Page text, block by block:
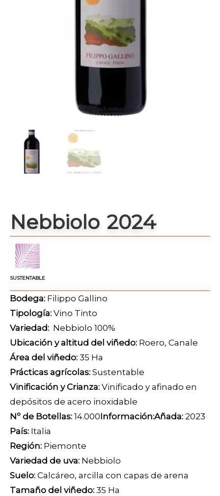
Nebbiolo 2024
SUSTENTABLE
Bodega: Filippo Gallino
Tipología: Vino Tinto
Variedad: Nebbiolo 100%
Ubicación y altitud del viñedo: Roero, Canale
Área del viñedo: 35 Ha
Prácticas agrícolas: Sustentable
Vinificación y Crianza: Vinificado y afinado en
depósitos de acero inoxidable
Nº de Botellas: 14.000Información:Añada: 2023
País: Italia
Región: Piemonte
Variedad de uva: Nebbiolo
Suelo: Calcáreo, arcilla con capas de arena
Tamaño del viñedo: 35 Ha